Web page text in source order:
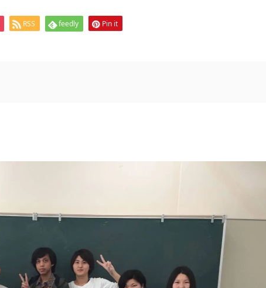
RSS feedly Pin it